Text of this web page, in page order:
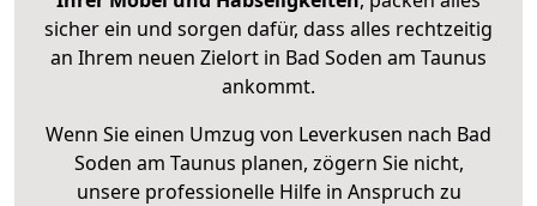
sicher ein und sorgen dafür, dass alles rechtzeitig
an Ihrem neuen Zielort in Bad Soden am Taunus
ankommt.
Wenn Sie einen Umzug von Leverkusen nach Bad
Soden am Taunus planen, zögern Sie nicht,
unsere professionelle Hilfe in Anspruch zu